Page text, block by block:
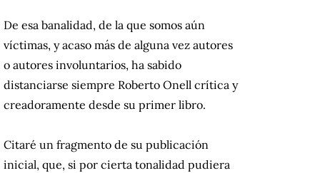
De esa banalidad, de la que somos aún
víctimas, y acaso más de alguna vez autores
o autores involuntarios, ha sabido
distanciarse siempre Roberto Onell crítica y
creadoramente desde su primer libro.
Citaré un fragmento de su publicación
inicial, que, si por cierta tonalidad pudiera